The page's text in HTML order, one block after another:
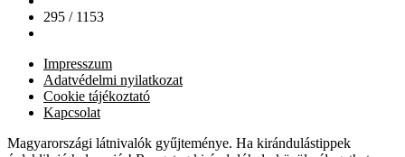
295 / 1153
Impresszum
Adatvédelmi nyilatkozat
Cookie tájékoztató
Kapcsolat
Magyarországi látnivalók gyűjteménye. Ha kirándulástippek